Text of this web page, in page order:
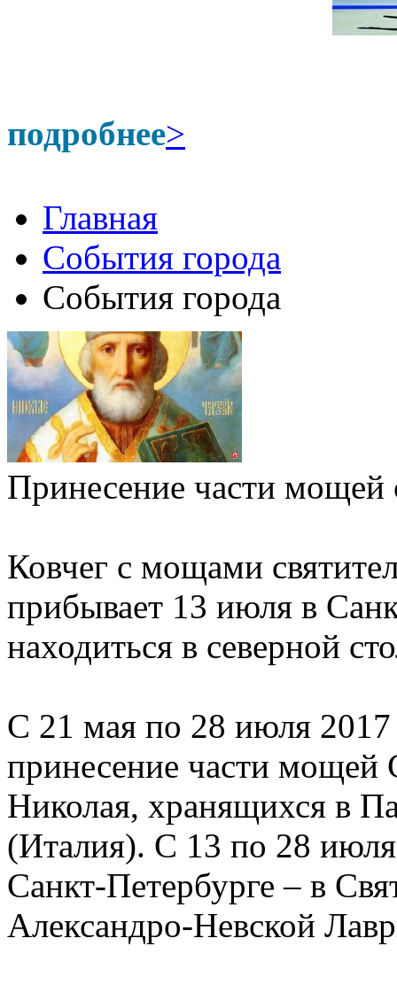
подробнее>
Главная
События города
События города
Принесение части мощей
Ковчег с мощами
прибывает 13 июля в
находиться в северной
С 21 мая по 28 июля 2017
принесение части мощей
Николая, хранящихся в
(Италия). С 13 по 28 июля
Санкт-Петербурге – в
Александро-Невской